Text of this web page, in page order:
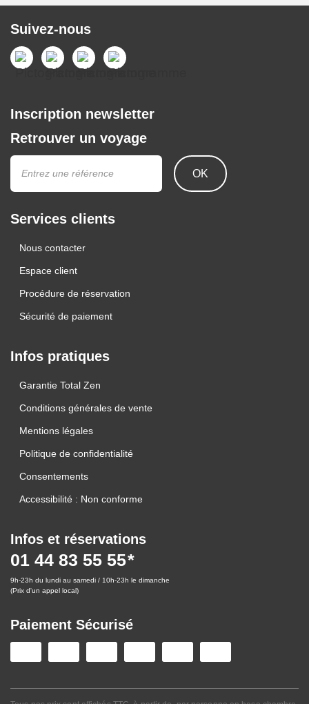
Suivez-nous
Inscription newsletter
Retrouver un voyage
OK
Services clients
Nous contacter
Espace client
Procédure de réservation
Sécurité de paiement
Infos pratiques
Garantie Total Zen
Conditions générales de vente
Mentions légales
Politique de confidentialité
Consentements
Accessibilité : Non conforme
Infos et réservations
01 44 83 55 55
(Prix d'un appel local)
9h-23h du lundi au samedi / 10h-23h le dimanche
Paiement Sécurisé